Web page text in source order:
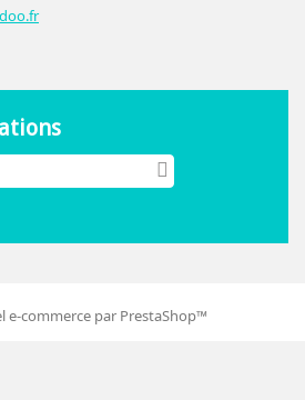
e-commerce par PrestaShop™